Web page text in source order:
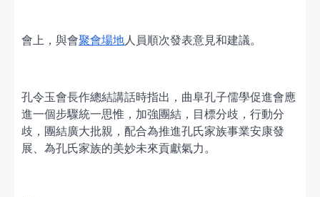
會上，與會聚會場地人員順次發表意見和建議。
孔令玉會長作總結講話時指出，曲阜孔子儒學促進會應
進一個步驟統一思惟，加強團結，目標分歧，行動分
歧，團結廣大批親，配合為推進孔氏家族事業安康發
展、為孔氏家族的美妙未來貢獻氣力。